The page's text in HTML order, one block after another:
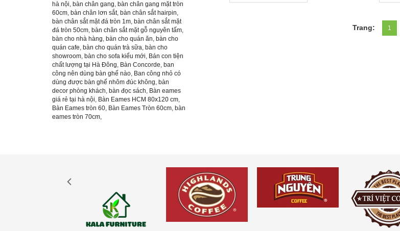
Trang: 1
hà nội, bàn chân gang, bàn chân gang mặt tròn
60cm, bàn chân lơn sắt, bàn chân sắt hairpin,
bàn chân sắt mặt đá tròn 1m, bàn chân sắt mặt
đá tròn 50cm, bàn chân sắt mặt gỗ nguyên tấm,
bàn cho nhà hàng, bàn cho quán ăn, bàn cho
quán cafe, bàn cho quán trà sữa, bàn cho
showroom, bàn cho sofa kiểu mới, Bán con tiện
chất lượng tại Hà Đông, Bàn Concorde, ban
công nên dùng bàn ghế nào, Ban công nhỏ có
dùng được bàn ghế nhôm đúc không, bàn
decor phòng khách, bàn đọc sách, Bàn eames
giá rẻ tại hà nội, Bàn Eames HCM 80x120 cm,
Bàn Eames tròn 60, Bàn Eames Tròn 60cm, bàn
eames tròn 70cm,